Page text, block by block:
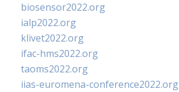
biosensor2022.org
ialp2022.org
klivet2022.org
ifac-hms2022.org
taoms2022.org
iias-euromena-conference2022.org